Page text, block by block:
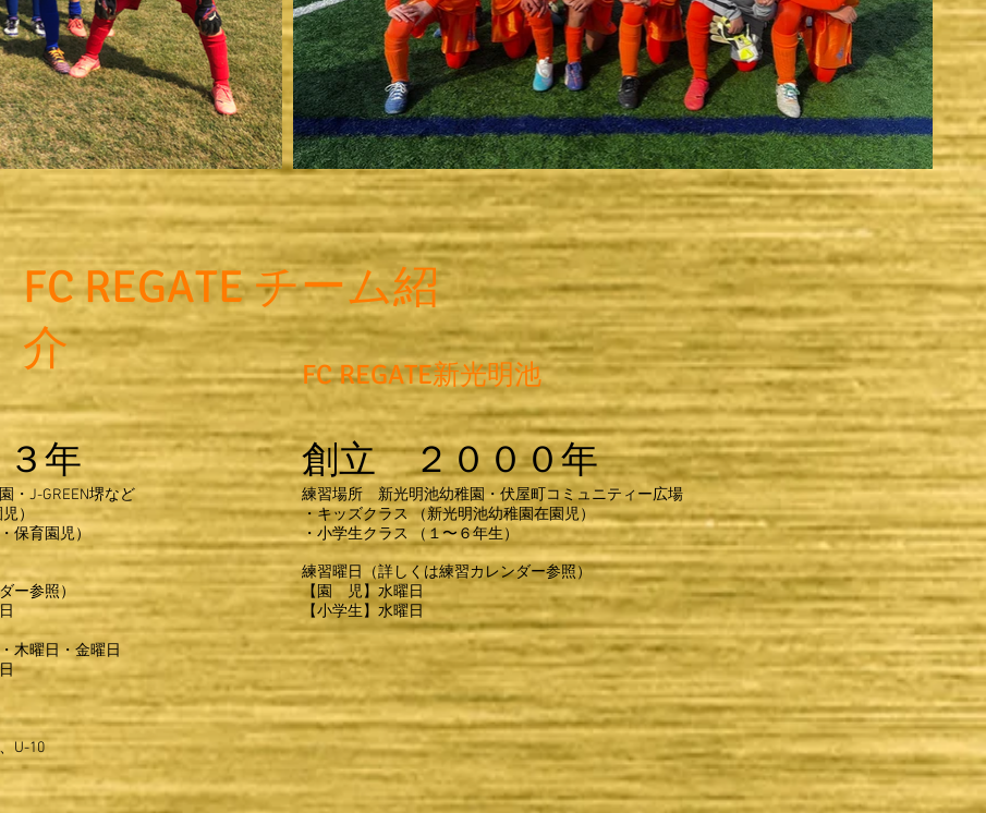
FC REGATE チーム紹
介
年
J-GREEN堺など
）
・保育園児）
ー参照）
日
木曜日・金曜日
U-10
創立 ２０００年
練習場所 新光明池幼稚園・伏屋町コミュニティー広場
・キッズクラス （新光明池幼稚園在園児）
・小学生クラス （１〜６年生）
練習曜日（詳しくは練習カレンダー参照）
【園 児】水曜日
【小学生】水曜日
FC REGATE新光明池